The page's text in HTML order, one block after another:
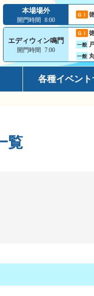
本場場外
開門時間 8:00
ＧⅠ
エディウィン鳴門
開門時間 7:00
ＧⅠ
一般
一般
各種イベン
覧